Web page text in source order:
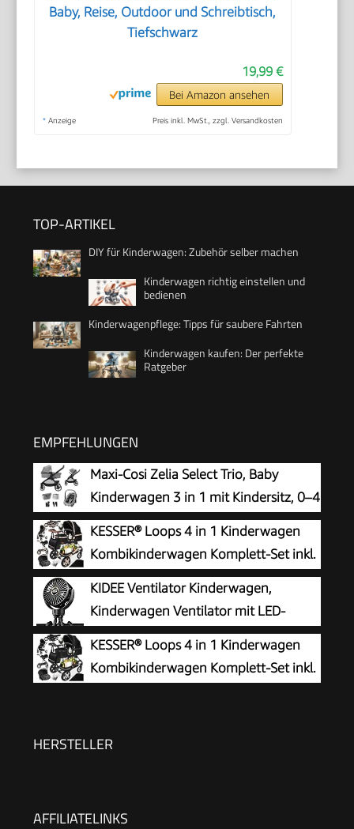
Baby, Reise, Outdoor und Schreibtisch,
Tiefschwarz
19,99 €
Bei Amazon ansehen
* Anzeige Preis inkl. MwSt., zzgl. Versandkosten
TOP-ARTIKEL
DIY für Kinderwagen: Zubehör selber machen
Kinderwagen richtig einstellen und
bedienen
Kinderwagenpflege: Tipps für saubere Fahrten
Kinderwagen kaufen: Der perfekte
Ratgeber
EMPFEHLUNGEN
Maxi-Cosi Zelia Select Trio, Baby
Kinderwagen 3 in 1 mit Kindersitz, 0–4
Jahre (0–22 kg), Einhändig Klappbar,
Kompaktes und Wendbares Kinderwagen Set,
Mit CabrioFix S i-Size-Kindersitz, Grau
KESSER® Loops 4 in 1 Kinderwagen
Kombikinderwagen Komplett-Set inkl.
Babywanne & Buggy Sportsitz & Auto-
Babyschale Voll-Gummireifen Wickeltasche
Regenschutz Kindertisch ECE R129,
Schwarz/Champagne
KIDEE Ventilator Kinderwagen,
Kinderwagen Ventilator mit LED-
Display, 3 Geschwindigkeiten, USB
wiederaufladbar, Mini Clip-Ventilator für Baby,
Reise, Outdoor und Schreibtisch, Tiefschwarz
KESSER® Loops 4 in 1 Kinderwagen
Kombikinderwagen Komplett-Set inkl.
Regenschutz Kindertisch ECE R129,
HERSTELLER
AFFILIATELINKS